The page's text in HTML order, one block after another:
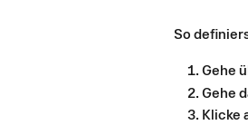
So
Gehe
Gehe
Klicke